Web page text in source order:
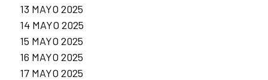
13 MAYO 2025
14 MAYO 2025
15 MAYO 2025
16 MAYO 2025
17 MAYO 2025